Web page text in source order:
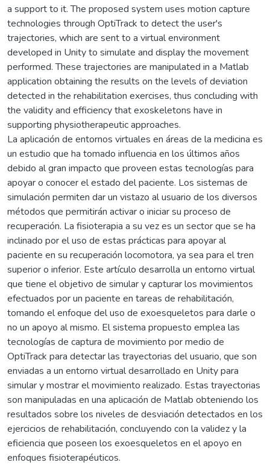
a support to it. The proposed system uses motion capture
technologies through OptiTrack to detect the user's
trajectories, which are sent to a virtual environment
developed in Unity to simulate and display the movement
performed. These trajectories are manipulated in a Matlab
application obtaining the results on the levels of deviation
detected in the rehabilitation exercises, thus concluding with
the validity and efficiency that exoskeletons have in
supporting physiotherapeutic approaches.
La aplicación de entornos virtuales en áreas de la medicina es
un estudio que ha tomado influencia en los últimos años
debido al gran impacto que proveen estas tecnologías para
apoyar o conocer el estado del paciente. Los sistemas de
simulación permiten dar un vistazo al usuario de los diversos
métodos que permitirán activar o iniciar su proceso de
recuperación. La fisioterapia a su vez es un sector que se ha
inclinado por el uso de estas prácticas para apoyar al
paciente en su recuperación locomotora, ya sea para el tren
superior o inferior. Este artículo desarrolla un entorno virtual
que tiene el objetivo de simular y capturar los movimientos
efectuados por un paciente en tareas de rehabilitación,
tomando el enfoque del uso de exoesqueletos para darle o
no un apoyo al mismo. El sistema propuesto emplea las
tecnologías de captura de movimiento por medio de
OptiTrack para detectar las trayectorias del usuario, que son
enviadas a un entorno virtual desarrollado en Unity para
simular y mostrar el movimiento realizado. Estas trayectorias
son manipuladas en una aplicación de Matlab obteniendo los
resultados sobre los niveles de desviación detectados en los
ejercicios de rehabilitación, concluyendo con la validez y la
eficiencia que poseen los exoesqueletos en el apoyo en
enfoques fisioterapéuticos.